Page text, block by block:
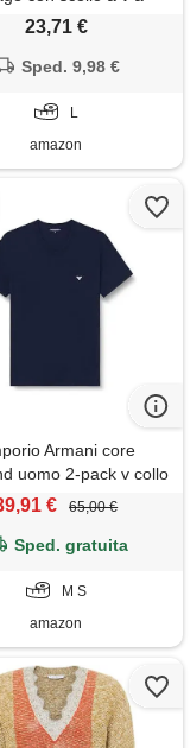
lunghe strappato
a maglia primavera
maglione uomo
v solido maglia uomo
casual uomo
23,71 €
Sped. 9,98 €
L
amazon
Armani core
uomo 2-pack v collo
blu s regolare, blu
€ 65,00 €
Sped. gratuita
M S
amazon